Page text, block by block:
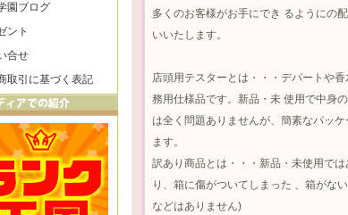
多くのお客様がお手にでき るようにの
いいたします。
店頭用テスターとは・・・デパートや
務用仕様品です。新品・未 使用で中身
は全く問題ありませんが、簡素なパッ
ます。
訳あり商品とは・・・新品・未使用で
り、箱に傷がついてしまった 、箱がな
などはありません)
園ブログ
ント
合せ
取引に基づく表記